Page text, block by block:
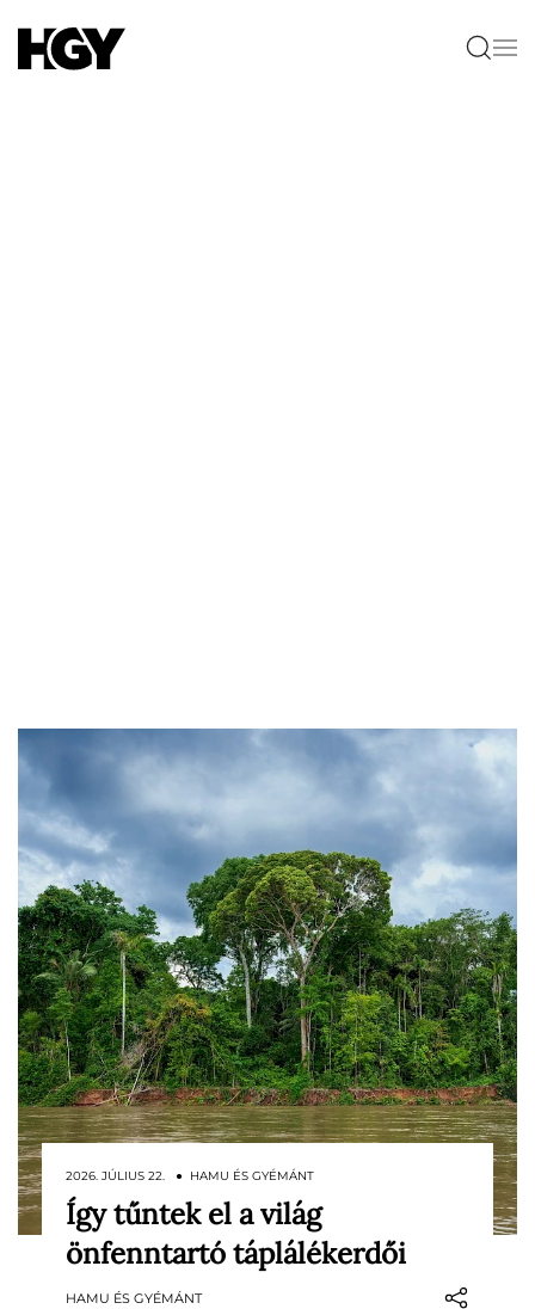
Sokáig érintetlen vadonnak tartottuk
azokat az erdőket, amelyekben valójában
őslakos közösségek nemzedékei
2026. JÚLIUS 22. ● HAMU ÉS GYÉMÁNT
Így tűntek el a világ
önfenntartó táplálékerdői
HAMU ÉS GYÉMÁNT